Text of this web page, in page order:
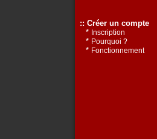
:: Créer un compte
* Inscription
* Pourquoi ?
* Fonctionnement